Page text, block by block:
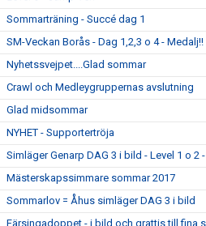
Sommarträning - Succé dag 1
SM-Veckan Borås - Dag 1,2,3 o 4 - Medalj!!
Nyhetssvejpet....Glad sommar
Crawl och Medleygruppernas avslutning
Glad midsommar
NYHET - Supportertröja
Simläger Genarp DAG 3 i bild - Level 1 o 2
Mästerskapssimmare sommar 2017
Sommarlov = Åhus simläger DAG 3 i bild
Färsingadoppet - i bild och grattis till fina